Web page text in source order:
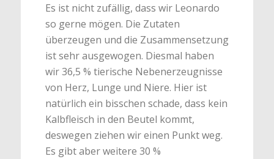
Es ist nicht zufällig, dass wir Leonardo
so gerne mögen. Die Zutaten
überzeugen und die Zusammensetzung
ist sehr ausgewogen. Diesmal haben
wir 36,5 % tierische Nebenerzeugnisse
von Herz, Lunge und Niere. Hier ist
natürlich ein bisschen schade, dass kein
Kalbfleisch in den Beutel kommt,
deswegen ziehen wir einen Punkt weg.
Es gibt aber weitere 30 %